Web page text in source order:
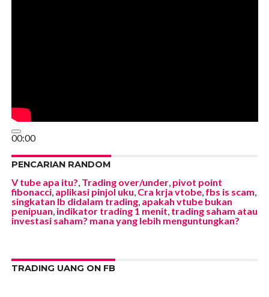
00:00
01:04
PENCARIAN RANDOM
V tube apa itu? Trading over/under, pivot point
fibonacci, aplikasi pinjol uku Cra krja vtobe, fbs is scam
singkatan Ib didalam trading, apakah vtube bukan
penipuan indikator trading 1 menit trading saham atau
investasi saham? mana yang lebih menguntungkan?
TRADING UANG ON FB